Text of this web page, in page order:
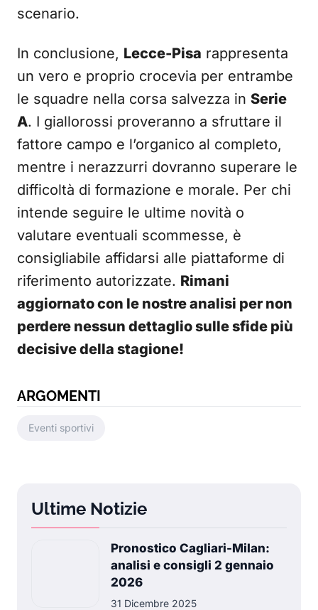
scenario.
In conclusione, Lecce-Pisa rappresenta
un vero e proprio crocevia per entrambe
le squadre nella corsa salvezza in Serie
A. I giallorossi proveranno a sfruttare il
fattore campo e l’organico al completo,
mentre i nerazzurri dovranno superare le
difficoltà di formazione e morale. Per chi
intende seguire le ultime novità o
valutare eventuali scommesse, è
consigliabile affidarsi alle piattaforme di
riferimento autorizzate. Rimani
aggiornato con le nostre analisi per non
perdere nessun dettaglio sulle sfide più
decisive della stagione!
ARGOMENTI
Eventi sportivi
Ultime Notizie
Pronostico Cagliari-Milan:
analisi e consigli 2 gennaio
2026
31 Dicembre 2025